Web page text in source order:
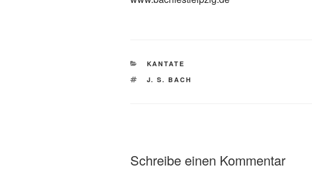
KATEGORIEN
KANTATE
SCHLAGWÖRTER
J. S. BACH
Schreibe einen Kommentar